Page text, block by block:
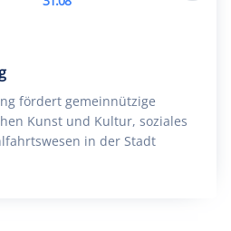
fördert gemeinnützige
Kunst und Kultur, soziales
in der Stadt